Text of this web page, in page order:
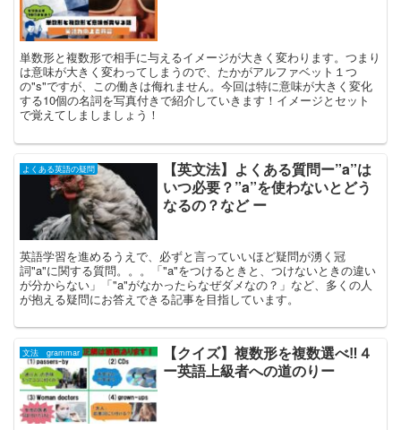
単数形と複数形で相手に与えるイメージが大きく変わります。つまり
は意味が大きく変わってしまうので、たかがアルファベット１つ
の"s"ですが、この働きは侮れません。今回は特に意味が大きく変化
する10個の名詞を写真付きで紹介していきます！イメージとセット
で覚えてしましましょう！
よくある英語の疑問
【英文法】よくある質問ー”a”は
いつ必要？”a”を使わないとどう
なるの？など ー
英語学習を進めるうえで、必ずと言っていいほど疑問が湧く冠
詞"a"に関する質問。。。「"a"をつけるときと、つけないときの違い
が分からない」「"a"がなかったらなぜダメなの？」など、多くの人
が抱える疑問にお答えできる記事を目指しています。
文法 grammar
【クイズ】複数形を複数選べ‼︎４
ー英語上級者への道のりー